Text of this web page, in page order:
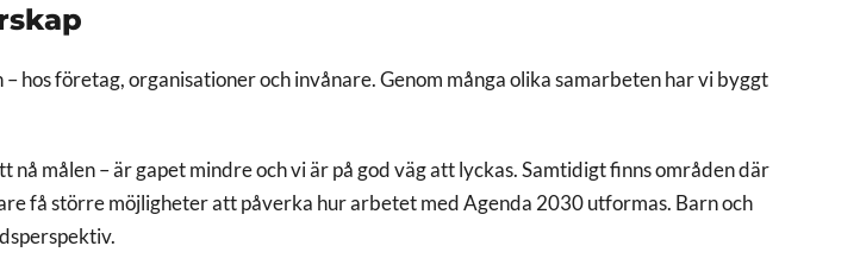
företag, organisationer och invånare. Genom många olika samarbeten har vi byggt
målen – är gapet mindre och vi är på god väg att lyckas. Samtidigt finns områden där
få större möjligheter att påverka hur arbetet med Agenda 2030 utformas. Barn och